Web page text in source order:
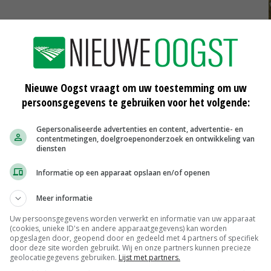
Peter Drenth (CDA) heeft aangegeven dat een
Gelderland. In die provincie liggen de twee
en de Achterhoek. Ook heeft Gelderland na Noord-
van de 3.000 verreweg de meeste piekbelasters.
al spreken ingewijden over zo'n 7 miljard euro.
voorontwerp' van het PPLG. 'Het bedrag waar
afhankelijk van de gesprekken die op dit moment
woordvoerder.
over de gewenste bijdrage te kunnen geven. Ook
hoeveel geld ze gaat vragen uit het
Nieuwe Oogst vraagt om uw toestemming om uw
persoonsgegevens te gebruiken voor het volgende:
Gepersonaliseerde advertenties en content, advertentie- en
contentmetingen, doelgroepenonderzoek en ontwikkeling van
diensten
Informatie op een apparaat opslaan en/of openen
Meer informatie
Uw persoonsgegevens worden verwerkt en informatie van uw apparaat
(cookies, unieke ID's en andere apparaatgegevens) kan worden
opgeslagen door, geopend door en gedeeld met 4 partners of specifiek
door deze site worden gebruikt. Wij en onze partners kunnen precieze
geolocatiegegevens gebruiken. Lijst met partners.